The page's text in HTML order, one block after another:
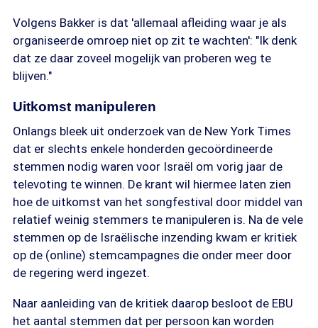
Volgens Bakker is dat 'allemaal afleiding waar je als
organiseerde omroep niet op zit te wachten': "Ik denk
dat ze daar zoveel mogelijk van proberen weg te
blijven."
Uitkomst manipuleren
Onlangs bleek uit onderzoek van de New York Times
dat er slechts enkele honderden gecoördineerde
stemmen nodig waren voor Israël om vorig jaar de
televoting te winnen. De krant wil hiermee laten zien
hoe de uitkomst van het songfestival door middel van
relatief weinig stemmers te manipuleren is. Na de vele
stemmen op de Israëlische inzending kwam er kritiek
op de (online) stemcampagnes die onder meer door
de regering werd ingezet.
Naar aanleiding van de kritiek daarop besloot de EBU
het aantal stemmen dat per persoon kan worden